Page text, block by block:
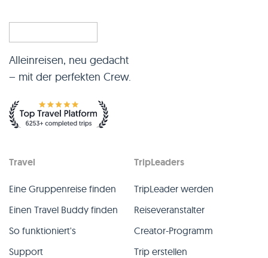
Alleinreisen, neu gedacht
– mit der perfekten Crew.
Travel
Eine Gruppenreise finden
Einen Travel Buddy finden
So funktioniert's
Support
TripLeaders
TripLeader werden
Reiseveranstalter
Creator-Programm
Trip erstellen